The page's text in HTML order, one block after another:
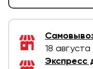
18 августа
Экспресс